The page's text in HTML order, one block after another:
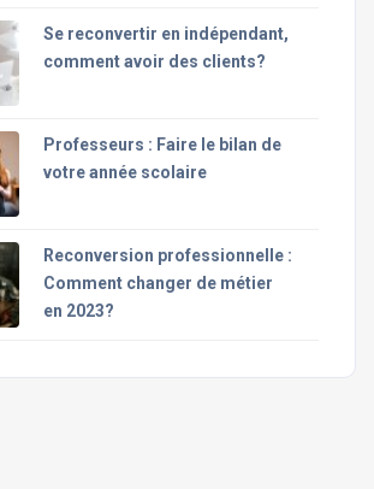
Se reconvertir en indépendant,
comment avoir des clients?
Professeurs : Faire le bilan de
votre année scolaire
Reconversion professionnelle :
Comment changer de métier
en 2023?